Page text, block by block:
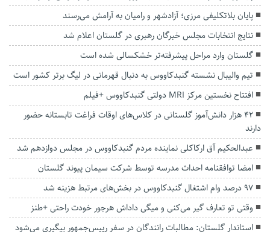
پایان بلاتکلیفی مرزی؛ آزادشهر و رامیان به آرامش می‌رسند
نتایج انتخابات مجلس خبرگان رهبری در گلستان اعلام شد
گلستان وارد مراحل پیشرفته‌تر خشکسالی شده است
تیم والیبال نشسته گنبدکاووس به دنبال قهرمانی در لیگ برتر کشور است
افتتاح نخستین مرکز MRI دولتی گنبدکاووس +فیلم
۴۲ هزار دانش‌آموز گلستانی در کلاس‌های اوقات فراغت تابستانه حضور
دارند
عبدالحکیم آق ارکاکلی نماینده مردم گنبدکاووس در مجلس دوازدهم شد
امضا توافقنامه احداث مدرسه توسط شرکت سیمان پیوند گلستان
۹۷ درصد وام اشتغال گنبدکاووس در بخش‌های مرتبط هزینه شد
وقتی تو تعارف گیر می‌کنی و میگی داداش هرجور خودت راحتی +طنز
استاندار گلستان: مطالبات رانندگان در سفر رییس‌جمهور پیگیری می‌شود